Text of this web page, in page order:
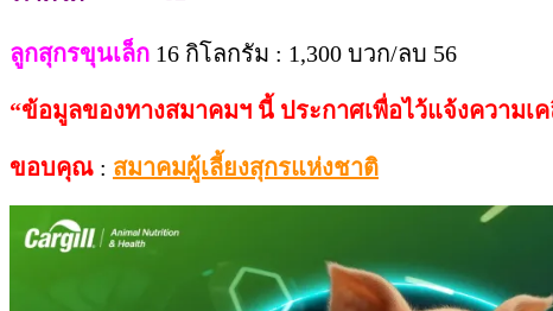
ลูกสุกรขุนเล็ก 16 กิโลกรัม : 1,300 บวก/ลบ 56
“ข้อมูลของทางสมาคมฯ นี้ ประกาศเพื่อไว้แจ้งความ
ขอบคุณ : สมาคมผู้เลี้ยงสุกรแห่งชาติ